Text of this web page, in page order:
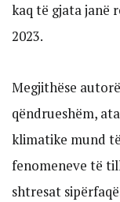
kaq të gjata janë
2023.
Megjithëse
qëndrueshëm,
klimatike mund
fenomeneve të
shtresat